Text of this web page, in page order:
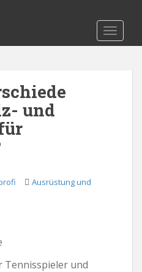
und
Ausrüstung und
Tennisspieler und